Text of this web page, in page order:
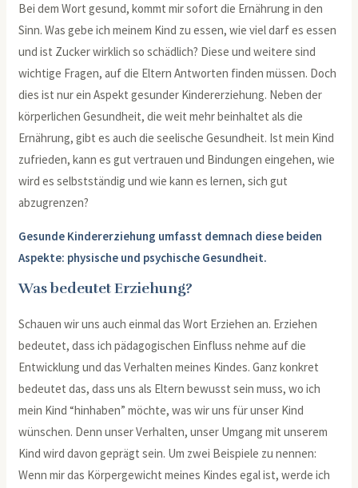
Bei dem Wort gesund, kommt mir sofort die Ernährung in den
Sinn. Was gebe ich meinem Kind zu essen, wie viel darf es essen
und ist Zucker wirklich so schädlich? Diese und weitere sind
wichtige Fragen, auf die Eltern Antworten finden müssen. Doch
dies ist nur ein Aspekt gesunder Kindererziehung. Neben der
körperlichen Gesundheit, die weit mehr beinhaltet als die
Ernährung, gibt es auch die seelische Gesundheit. Ist mein Kind
zufrieden, kann es gut vertrauen und Bindungen eingehen, wie
wird es selbstständig und wie kann es lernen, sich gut
abzugrenzen?
Gesunde Kindererziehung umfasst demnach diese beiden
Aspekte: physische und psychische Gesundheit.
Was bedeutet Erziehung?
Schauen wir uns auch einmal das Wort Erziehen an. Erziehen
bedeutet, dass ich pädagogischen Einfluss nehme auf die
Entwicklung und das Verhalten meines Kindes. Ganz konkret
bedeutet das, dass uns als Eltern bewusst sein muss, wo ich
mein Kind “hinhaben” möchte, was wir uns für unser Kind
wünschen. Denn unser Verhalten, unser Umgang mit unserem
Kind wird davon geprägt sein. Um zwei Beispiele zu nennen:
Wenn mir das Körpergewicht meines Kindes egal ist, werde ich